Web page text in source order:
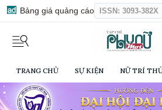
Bảng giá quảng cáo ISSN: 3093-382X
TRANG CHỦ SỰ KIỆN NỮ TRÍ